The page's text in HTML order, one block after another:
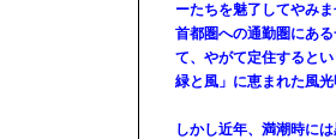
ーたちを魅了してやみま
首都圏への通勤圏にあ
て、やがて定住すると
緑と風」に恵まれた風
しかし近年、満潮時に